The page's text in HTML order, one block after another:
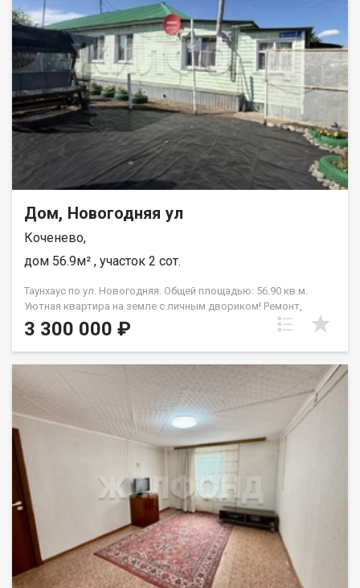
Возможна продажа в рассрочку. При звонке, пожалуйста,
сообщите номер варианта - JV080541111163.
Дом, Новогодняя ул
Коченево,
дом 56.9м² , участок 2 сот.
Таунхаус по ул. Новогодняя. Общей площадью: 56.90 кв.м.
Уютная квартира на земле с личным двориком! Ремонт,
кухонный гарнитур в подарок Надоели шумные многоэтажки и
проблемы с парковкой? Эта уютная квартира на земле —
идеальный баланс между городским комфортом и
прелестями загородной жизни. О квартире: Очень теплая,
чистая и ухоженная квартира с отличным свежим ремонтом.
Делать ничего не нужно — можно сразу заезжать и жить. •
Бонус покупателю: современный кухонный гарнитур отдаем в
подарок! • Личная зона отдыха: прямо во дворе обустроена
мангальная зона для шашлыков и установлены качели для
приятных вечеров. • Отличные соседи: тихие, дружные и
доброжелательные люди, вокруг всегда порядок и
безопасность. Квартира и земельный участок в
собственности Быстрый выход на сделку, подходит под
любой расчет. Звоните прямо сейчас, чтобы записаться на
просмотр! Такие душевные варианты забирают очень
быстро. Возможен обмен на вашу недвижимость. Возможна
продажа в рассрочку. При звонке, пожалуйста, сообщите
номер варианта - JV080541117965.
3 300 000 ₽